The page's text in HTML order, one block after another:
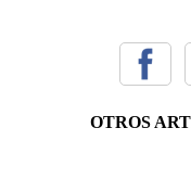
OTROS